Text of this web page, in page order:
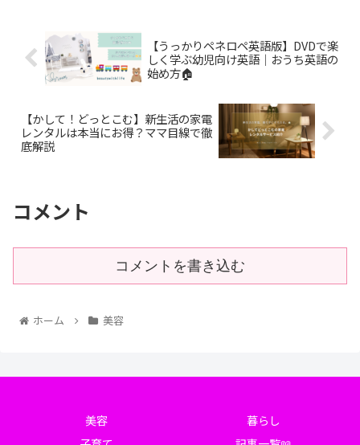
【うっかりペネロペ英語版】DVDで楽
しく学ぶ幼児向け英語｜おうち英語の
始め方🏠
【かして！どっとこむ】新生活の家電
レンタルは本当にお得？ママ目線で徹
底解説
コメント
コメントを書き込む
ホーム 美容
美容
暮らし